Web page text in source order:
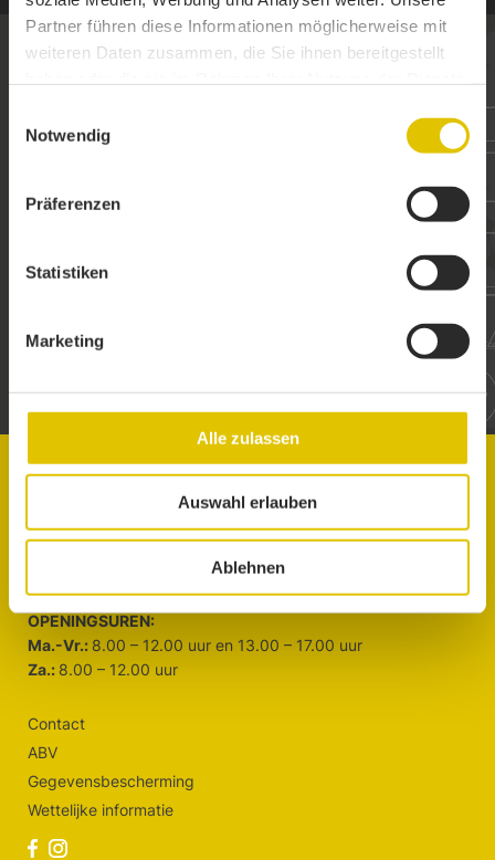
Partner führen diese Informationen möglicherweise mit
weiteren Daten zusammen, die Sie ihnen bereitgestellt
Notwendig
Präferenzen
Statistiken
Marketing
Alle zulassen
Auswahl erlauben
Ablehnen
ZIN IN EEN
GEZAMENLIJK
DAN BEN JE HIER AAN HET
Morsheck 1, B-4760 Büllingen
OPENINGSUREN:
Ma.-Vr.: 8.00 – 12.00 uur en 13.00 – 17.00 uur
Za.: 8.00 – 12.00 uur
Contact
ABV
Gegevensbescherming
Wettelijke informatie